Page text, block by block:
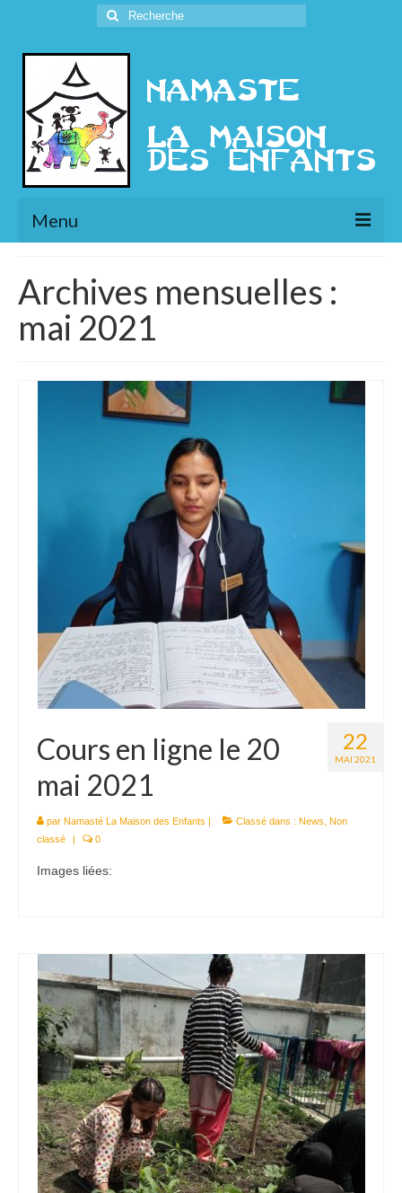
Rechercher
:
Menu
Présentation
l’Ethique
Historique
Le Népal
Missions 2023
Nous contacter
Archives mensuelles :
mai 2021
22
MAI 2021
Cours en ligne le 20
mai 2021
par Namasté La Maison des Enfants | Classé dans : News Non
classé
| 0
Images liées: